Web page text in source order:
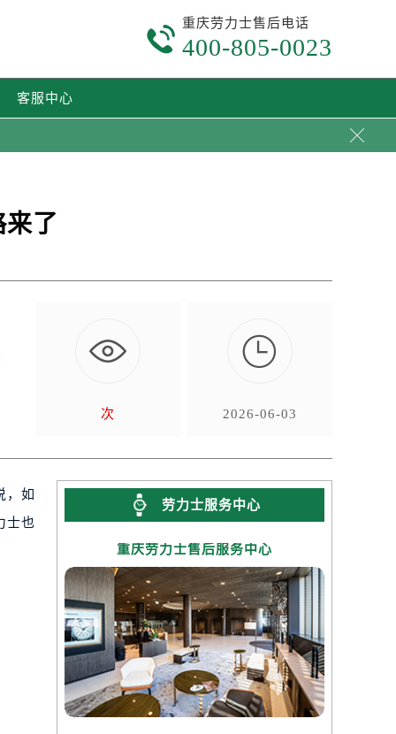

重庆劳力士售后电话
400-805-0023
客服中心

了
次

2026-06-03
，如
士也
劳力士服务中心
重庆劳力士售后服务中心